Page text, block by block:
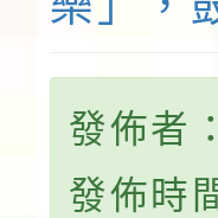
發佈者
發佈時